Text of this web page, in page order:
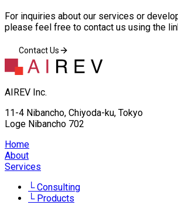
For inquiries about our services or
please feel free to contact us using the
Contact Us
AIREV Inc.
11-4 Nibancho, Chiyoda-ku, Tokyo
Loge Nibancho 702
Home
About
Services
Consulting
Products